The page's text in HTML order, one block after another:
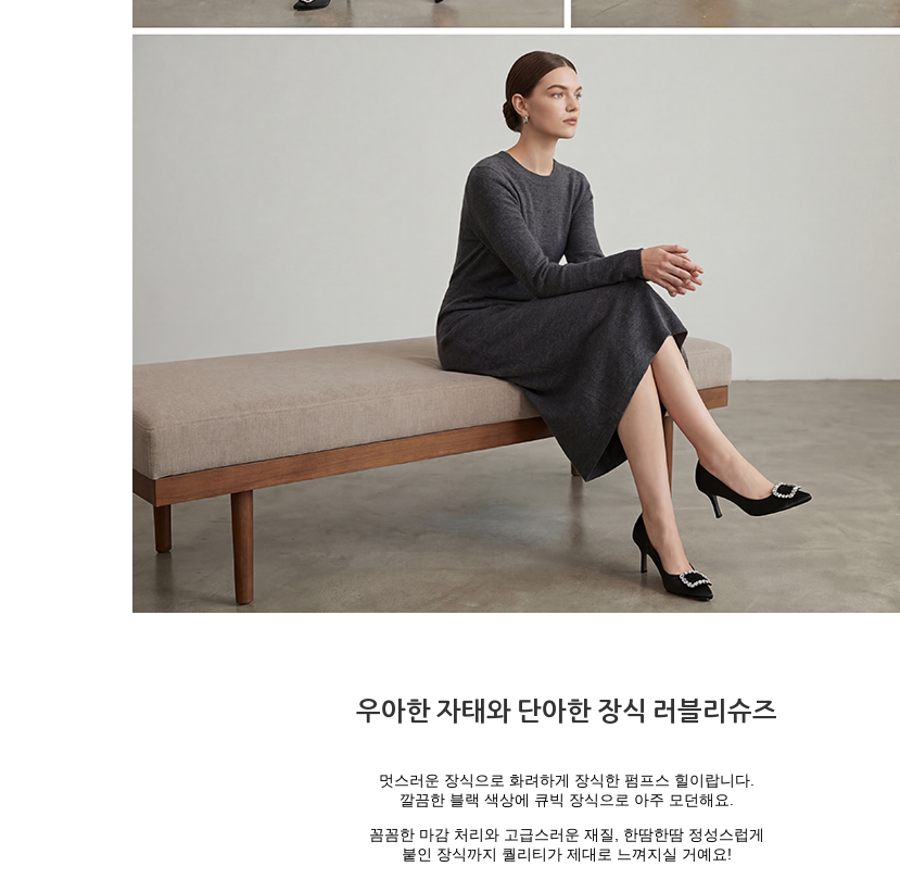
우아한 자태와 단아한 장식 러블리슈즈
멋스러운 장식으로 화려하게 장식한 펌프스 힐이랍니다.
깔끔한 블랙 색상에 큐빅 장식으로 아주 모던해요.
꼼꼼한 마감 처리와 고급스러운 재질, 한땀한땀 정성스럽게
붙인 장식까지 퀄리티가 제대로 느껴지실 거예요!